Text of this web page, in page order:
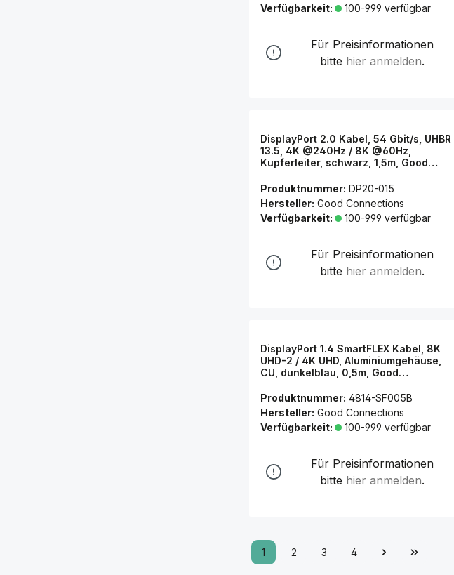
Verfügbarkeit:
100-999 verfügbar
Für Preisinformationen
bitte hier anmelden.
DisplayPort 2.0 Kabel, 54 Gbit/s, UHBR
13.5, 4K @240Hz / 8K @60Hz,
Kupferleiter, schwarz, 1,5m, Good
Produktnummer: DP20-015
Hersteller: Good Connections
Verfügbarkeit:
100-999 verfügbar
Für Preisinformationen
bitte hier anmelden.
DisplayPort 1.4 SmartFLEX Kabel, 8K
UHD-2 / 4K UHD, Aluminiumgehäuse,
CU, dunkelblau, 0,5m, Good
Produktnummer: 4814-SF005B
Hersteller: Good Connections
Verfügbarkeit:
100-999 verfügbar
Für Preisinformationen
bitte hier anmelden.
1 2 3 4